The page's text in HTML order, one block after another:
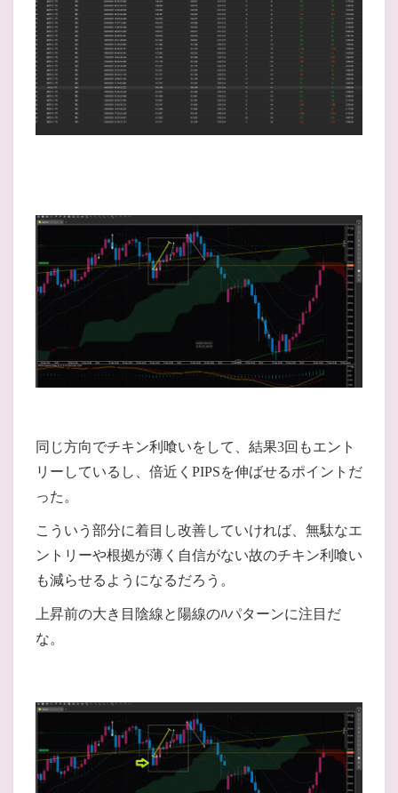
同じ方向でチキン利喰いをして、結果3回もエント
リーしているし、倍近くPIPSを伸ばせるポイントだ
った。
こういう部分に着目し改善していければ、無駄なエ
ントリーや根拠が薄く自信がない故のチキン利喰い
も減らせるようになるだろう。
上昇前の大き目陰線と陽線のﾊパターンに注目だ
な。